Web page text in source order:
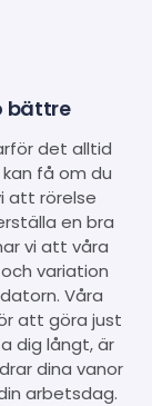
bättre
det alltid
få om du
att rörelse
en bra
vi att våra
variation
Våra
att göra just
dig långt, är
dina vanor
arbetsdag.